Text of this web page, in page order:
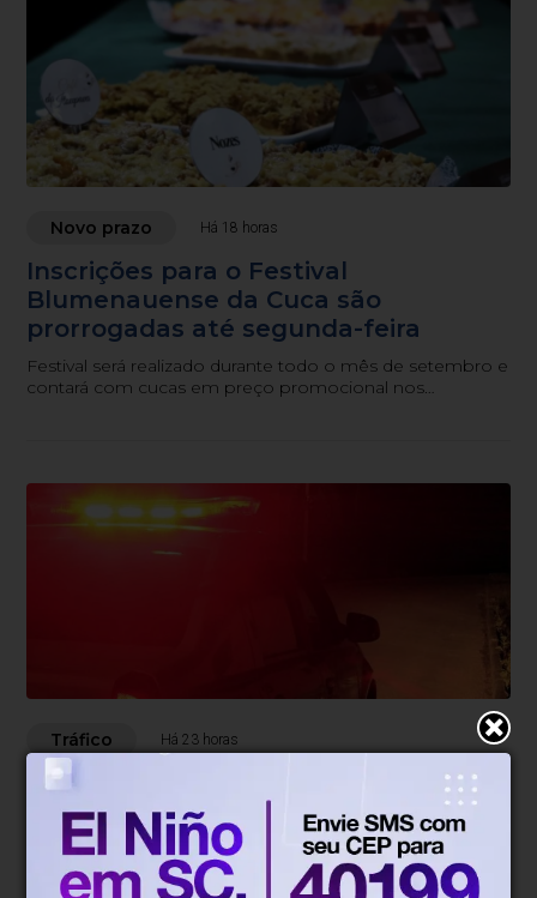
Novo prazo Há 18 horas
Inscrições para o Festival
Blumenauense da Cuca são
prorrogadas até segunda-feira
Festival será realizado durante todo o mês de setembro e
contará com cucas em preço promocional nos
Tráfico Há 23 horas
Suspeito é preso com crack, cocaína
e balança no bairro Progresso
durante diligência policial
Ocorrência foi registrada na madrugada desta quarta-feira